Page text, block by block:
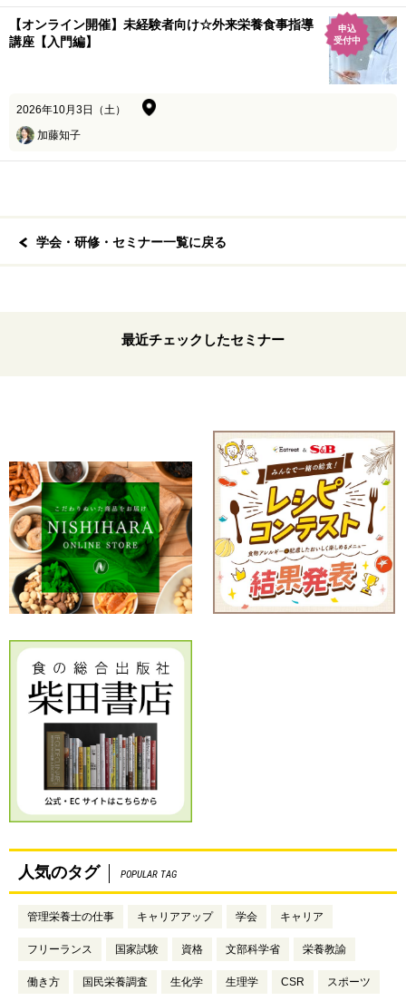
【オンライン開催】未経験者向け☆外来栄養食事指導
講座【入門編】
申込
受付中
2026年10月3日（土）
加藤知子
学会・研修・セミナー一覧に戻る
最近チェックしたセミナー
人気のタグ POPULAR TAG
管理栄養士の仕事 キャリアアップ 学会 キャリア
フリーランス 国家試験 資格 文部科学省 栄養教諭
働き方 国民栄養調査 生化学 生理学 CSR スポーツ